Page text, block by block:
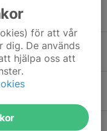
21
för att vår
dig. De används
hjälpa oss att